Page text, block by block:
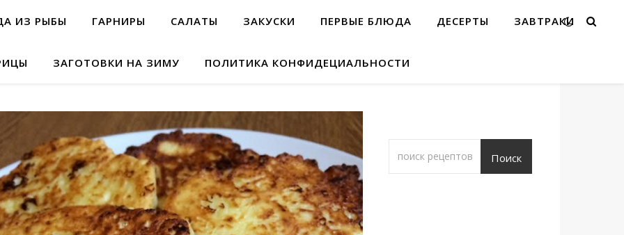
ИЗ РЫБЫ ГАРНИРЫ САЛАТЫ ЗАКУСКИ ПЕРВЫЕ БЛЮДА ДЕСЕРТЫ ЗАВТРАКИ
ЗАГОТОВКИ НА ЗИМУ ПОЛИТИКА КОНФИДЕЦИАЛЬНОСТИ
Поиск